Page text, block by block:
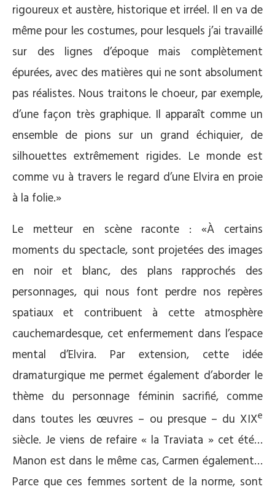
rigoureux et austère, historique et irréel. Il en va de
même pour les costumes, pour lesquels j’ai travaillé
sur des lignes d’époque mais complètement
épurées, avec des matières qui ne sont absolument
pas réalistes. Nous traitons le choeur, par exemple,
d’une façon très graphique. Il apparaît comme un
ensemble de pions sur un grand échiquier, de
silhouettes extrêmement rigides. Le monde est
comme vu à travers le regard d’une Elvira en proie
à la folie.»
Le metteur en scène raconte : «À certains
moments du spectacle, sont projetées des images
en noir et blanc, des plans rapprochés des
personnages, qui nous font perdre nos repères
spatiaux et contribuent à cette atmosphère
cauchemardesque, cet enfermement dans l’espace
mental d’Elvira. Par extension, cette idée
dramaturgique me permet également d’aborder le
thème du personnage féminin sacrifié, comme
dans toutes les œuvres – ou presque – du XIXe
siècle. Je viens de refaire « la Traviata » cet été…
Manon est dans le même cas, Carmen également…
Parce que ces femmes sortent de la norme, sont